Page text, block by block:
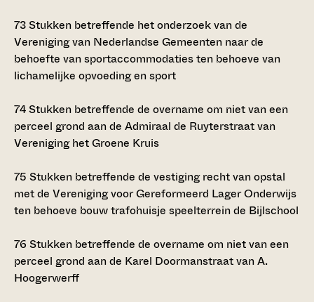
73Stukken betreffende het onderzoek van de
Vereniging van Nederlandse Gemeenten naar de
behoefte van sportaccommodaties ten behoeve van
lichamelijke opvoeding en sport
74Stukken betreffende de overname om niet van een
perceel grond aan de Admiraal de Ruyterstraat van
Vereniging het Groene Kruis
75 Stukken betreffende de vestiging recht van opstal
met de Vereniging voor Gereformeerd Lager Onderwijs
ten behoeve bouw trafohuisje speelterrein de Bijlschool
76 Stukken betreffende de overname om niet van een
perceel grond aan de Karel Doormanstraat van A.
Hoogerwerff